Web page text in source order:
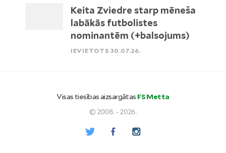
Keita Zviedre starp mēneša
labākās futbolistes
nominantēm (+balsojums)
IEVIETOTS 30.07.26.
Visas tiesības aizsargātas FS Metta
© 2008. - 2026.